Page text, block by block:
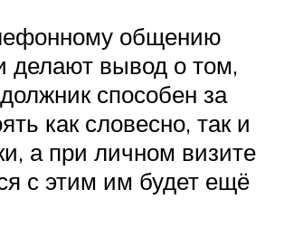
общению
делают вывод о том,
способен за
как словесно, так и
а при личном визите
с этим им будет ещё